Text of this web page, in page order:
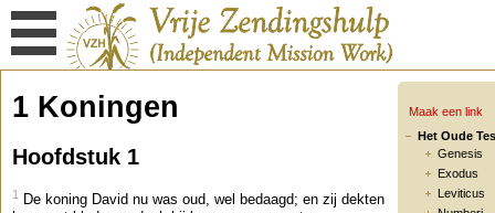
Maak een link
Het Oude
Genesis
Exodus
Leviticus
1 Koningen
Hoofdstuk 1
1
De koning David nu was oud, wel bedaagd; en zij dekten